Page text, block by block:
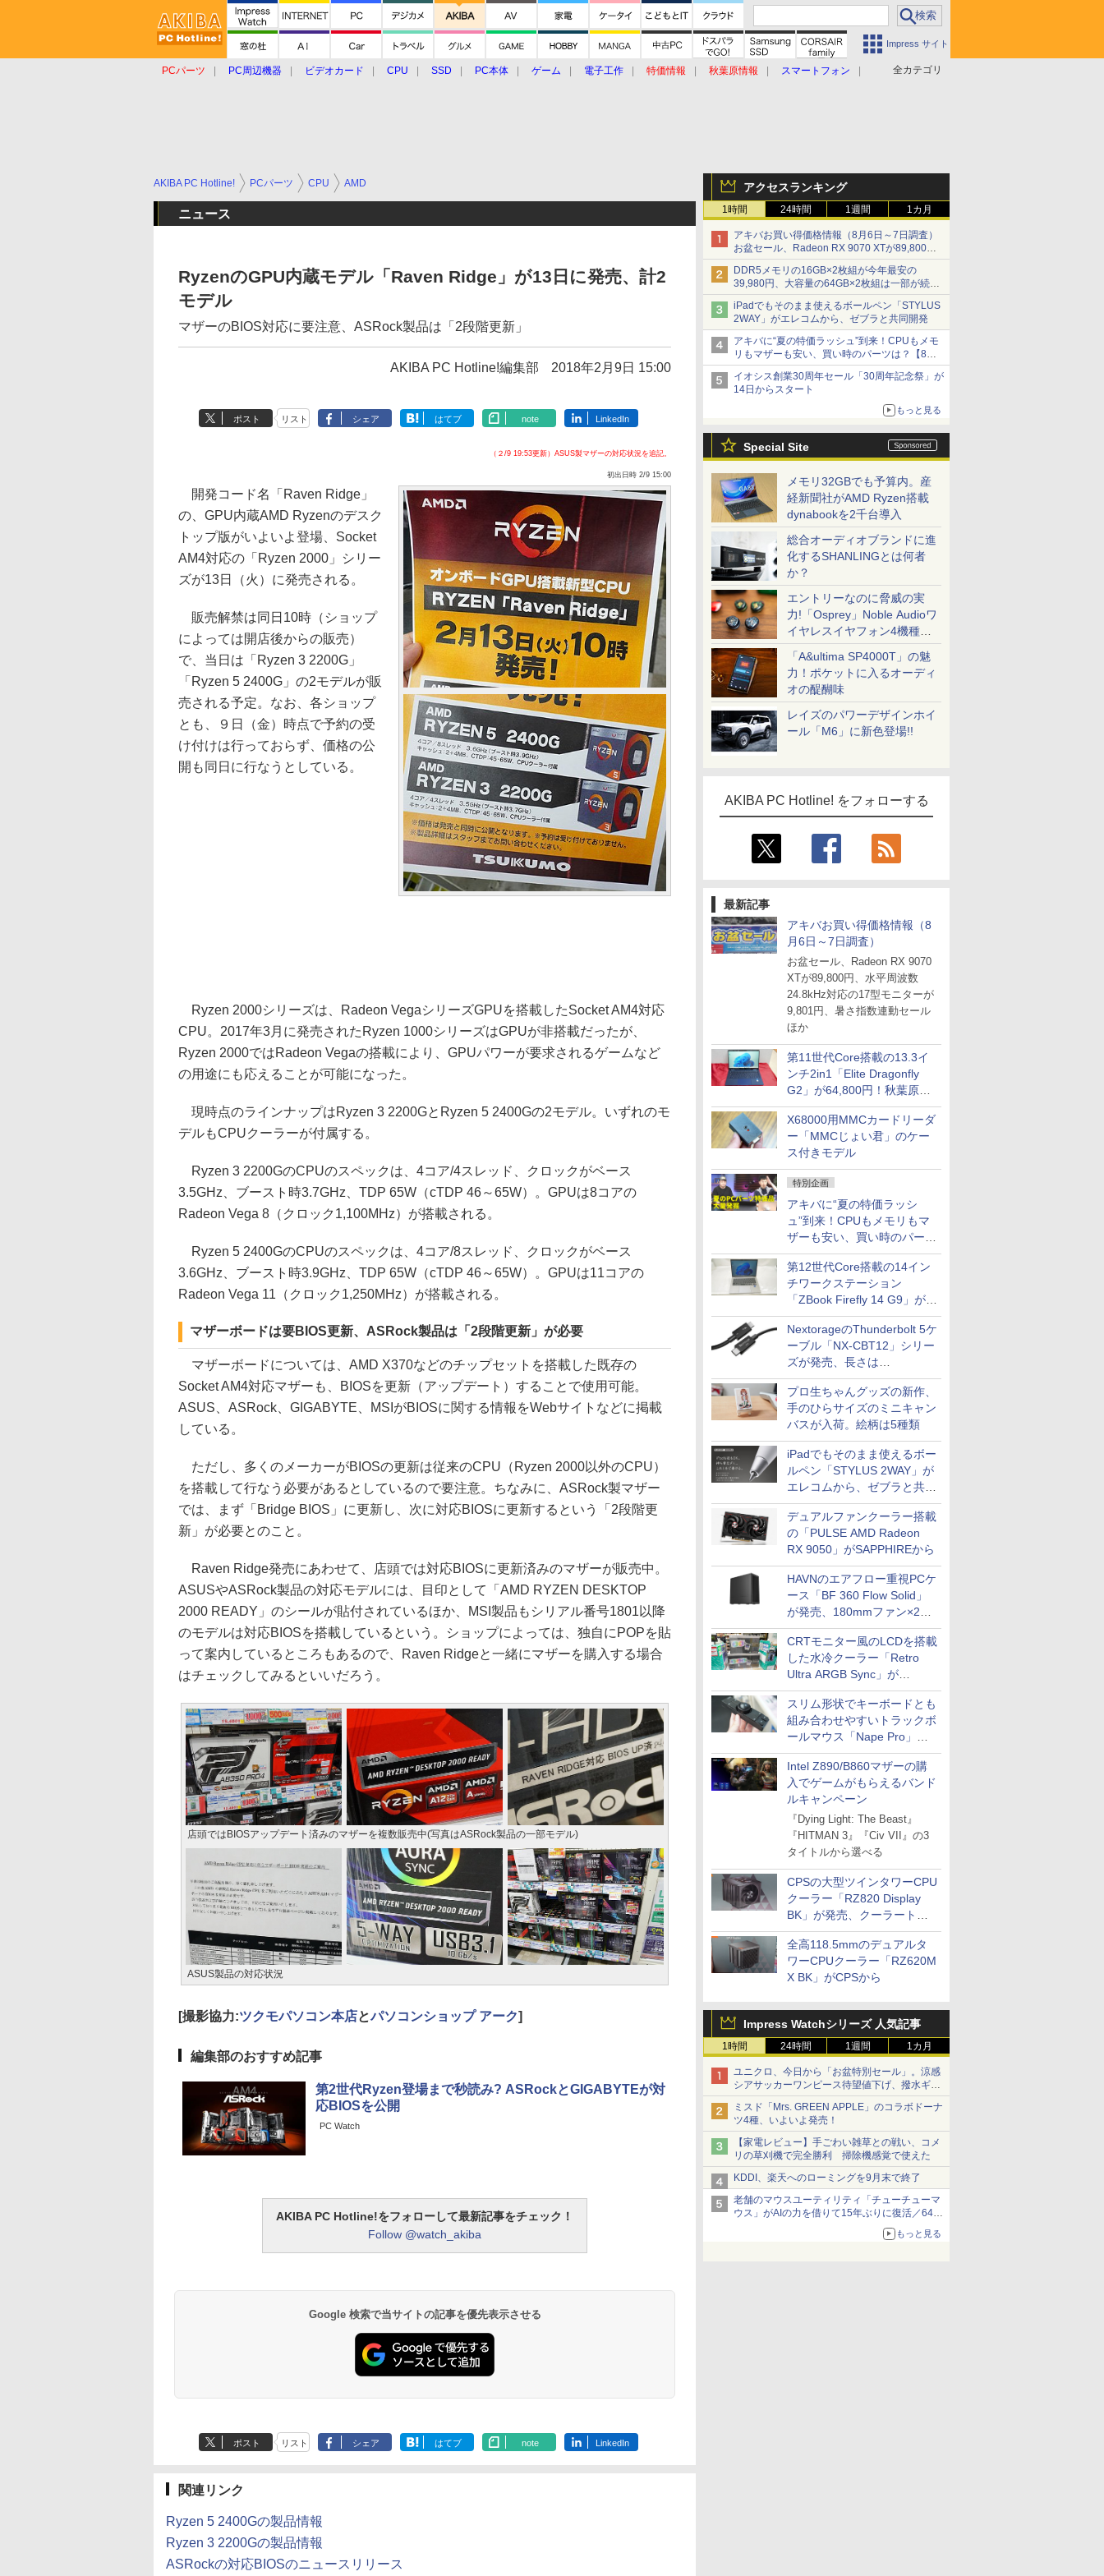
Impress サイト
全カテゴリ
PCパーツ PC周辺機器 ビデオカード CPU SSD PC本体 ゲーム 電子工作 特価情報 秋葉原情報
スマートフォン
アクセスランキング
1時間 24時間 1週間 1カ月
アキバお買い得価格情報（8月6日～7日調査）
お盆セール、Radeon RX 9070 XTが89,800
円、水平周波数24.8kHz対応の17型モニターが
9,801円、暑さ指数連動セール ほか
DDR5メモリの16GB×2枚組が今年最安の
39,980円、大容量の64GB×2枚組は一部が続騰
[8月前半のメモリ価格]
iPadでもそのまま使えるボールペン「STYLUS
2WAY」がエレコムから、ゼブラと共同開発
アキバに“夏の特価ラッシュ”到来！CPUもメモ
リもマザーも安い、買い時のパーツは？【8月7
日(金)22時配信】
イオシス創業30周年セール「30周年記念祭」が
14日からスタート
もっと見る
Special Site
メモリ32GBでも予算内。産
経新聞社がAMD Ryzen搭載
dynabookを2千台導入
総合オーディオブランドに進
化するSHANLINGとは何者
か？
エントリーなのに脅威の実
力!「Osprey」Noble Audioワ
イヤレスイヤフォン4機種を
一気に聴く
「A&ultima SP4000T」の魅
力！ポケットに入るオーディ
オの醍醐味
レイズのパワーデザインホイ
ール「M6」に新色登場!!
AKIBA PC Hotline! をフォローする
最新記事
アキバお買い得価格情報（8
月6日～7日調査）
お盆セール、Radeon RX 9070
XTが89,800円、水平周波数
24.8kHz対応の17型モニターが
9,801円、暑さ指数連動セール
ほか
第11世代Core搭載の13.3イ
ンチ2in1「Elite Dragonfly
G2」が64,800円！秋葉原で
中古PCセール
X68000用MMCカードリーダ
ー「MMCじょい君」のケー
ス付きモデル
特別企画
アキバに“夏の特価ラッシ
ュ”到来！CPUもメモリもマ
ザーも安い、買い時のパーツ
は？【8月7日(金)22時配信】
第12世代Core搭載の14イン
チワークステーション
「ZBook Firefly 14 G9」が
79,800円！秋葉原で中古PC
セール
NextorageのThunderbolt 5ケ
ーブル「NX-CBT12」シリー
ズが発売、長さは
30cm/50cm/1mの3種類
プロ生ちゃんグッズの新作、
手のひらサイズのミニキャン
バスが入荷。絵柄は5種類
iPadでもそのまま使えるボー
ルペン「STYLUS 2WAY」が
エレコムから、ゼブラと共同
開発
デュアルファンクーラー搭載
の「PULSE AMD Radeon
RX 9050」がSAPPHIREから
HAVNのエアフロー重視PCケ
ース「BF 360 Flow Solid」
が発売、180mmファン×2搭
載
CRTモニター風のLCDを搭載
した水冷クーラー「Retro
Ultra ARGB Sync」が
Thermaltakeから
スリム形状でキーボードとも
組み合わせやすいトラックボ
ールマウス「Nape Pro」が
Keychronから
Intel Z890/B860マザーの購
入でゲームがもらえるバンド
ルキャンペーン
『Dying Light: The Beast』
『HITMAN 3』『Civ VII』の3
タイトルから選べる
CPSの大型ツインタワーCPU
クーラー「RZ820 Display
BK」が発売、クーラートッ
プに5インチ液晶搭載
全高118.5mmのデュアルタ
ワーCPUクーラー「RZ620M
X BK」がCPSから
Impress Watchシリーズ 人気記事
1時間 24時間 1週間 1カ月
ユニクロ、今日から「お盆特別セール」。涼感
シアサッカーワンピース待望値下げ、撥水ギア
ショーツは1990円に
ミスド「Mrs. GREEN APPLE」のコラボドーナ
ツ4種、いよいよ発売！
【家電レビュー】手ごわい雑草との戦い、コメ
リの草刈機で完全勝利 掃除機感覚で使えた
KDDI、楽天へのローミングを9月末で終了
老舗のマウスユーティリティ「チューチューマ
ウス」がAIの力を借りて15年ぶりに復活／64bit
化、Windows 10/11、「Chrome」も走り回
る。復活記念で2026年末まで500円
もっと見る
AKIBA PC Hotline! PCパーツ CPU AMD
ニュース
RyzenのGPU内蔵モデル「Raven Ridge」が13日に発売、計2
モデル
マザーのBIOS対応に要注意、ASRock製品は「2段階更新」
AKIBA PC Hotline!編集部 2018年2月9日 15:00
ポスト リスト シェア はてブ note LinkedIn
（２/9 19:53更新）ASUS製マザーの対応状況を追記。
初出日時 2/9 15:00
開発コード名「Raven Ridge」
の、GPU内蔵AMD Ryzenのデスク
トップ版がいよいよ登場、Socket
AM4対応の「Ryzen 2000」シリー
ズが13日（火）に発売される。
販売解禁は同日10時（ショップ
によっては開店後からの販売）
で、当日は「Ryzen 3 2200G」
「Ryzen 5 2400G」の2モデルが販
売される予定。なお、各ショップ
とも、９日（金）時点で予約の受
け付けは行っておらず、価格の公
開も同日に行なうとしている。
Ryzen 2000シリーズは、Radeon VegaシリーズGPUを搭載したSocket AM4対応
CPU。2017年3月に発売されたRyzen 1000シリーズはGPUが非搭載だったが、
Ryzen 2000ではRadeon Vegaの搭載により、GPUパワーが要求されるゲームなど
の用途にも応えることが可能になった。
現時点のラインナップはRyzen 3 2200GとRyzen 5 2400Gの2モデル。いずれのモ
デルもCPUクーラーが付属する。
Ryzen 3 2200GのCPUのスペックは、4コア/4スレッド、クロックがベース
3.5GHz、ブースト時3.7GHz、TDP 65W（cTDP 46～65W）。GPUは8コアの
Radeon Vega 8（クロック1,100MHz）が搭載される。
Ryzen 5 2400GのCPUのスペックは、4コア/8スレッド、クロックがベース
3.6GHz、ブースト時3.9GHz、TDP 65W（cTDP 46～65W）。GPUは11コアの
Radeon Vega 11（クロック1,250MHz）が搭載される。
マザーボードは要BIOS更新、ASRock製品は「2段階更新」が必要
マザーボードについては、AMD X370などのチップセットを搭載した既存の
Socket AM4対応マザーも、BIOSを更新（アップデート）することで使用可能。
ASUS、ASRock、GIGABYTE、MSIがBIOSに関する情報をWebサイトなどに掲載
している。
ただし、多くのメーカーがBIOSの更新は従来のCPU（Ryzen 2000以外のCPU）
を搭載して行なう必要があるとしているので要注意。ちなみに、ASRock製マザー
では、まず「Bridge BIOS」に更新し、次に対応BIOSに更新するという「2段階更
新」が必要とのこと。
Raven Ridge発売にあわせて、店頭では対応BIOSに更新済みのマザーが販売中。
ASUSやASRock製品の対応モデルには、目印として「AMD RYZEN DESKTOP
2000 READY」のシールが貼付されているほか、MSI製品もシリアル番号1801以降
のモデルは対応BIOSを搭載しているという。ショップによっては、独自にPOPを貼
って案内しているところもあるので、Raven Ridgeと一緒にマザーを購入する場合
はチェックしてみるといいだろう。
店頭ではBIOSアップデート済みのマザーを複数販売中(写真はASRock製品の一部モデル)
ASUS製品の対応状況
[撮影協力:ツクモパソコン本店とパソコンショップ アーク]
編集部のおすすめ記事
第2世代Ryzen登場まで秒読み? ASRockとGIGABYTEが対
応BIOSを公開
PC Watch
AKIBA PC Hotline!をフォローして最新記事をチェック！
Follow @watch_akiba
Google 検索で当サイトの記事を優先表示させる
ポスト リスト シェア はてブ note LinkedIn
関連リンク
Ryzen 5 2400Gの製品情報
Ryzen 3 2200Gの製品情報
ASRockの対応BIOSのニュースリリース